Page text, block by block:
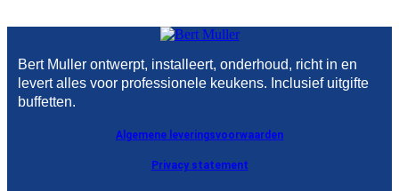
Bert Muller ontwerpt, installeert, onderhoud, richt in en
levert alles voor professionele keukens. Inclusief uitgifte
buffetten.
Algemene leveringsvoorwaarden
Privacy statement